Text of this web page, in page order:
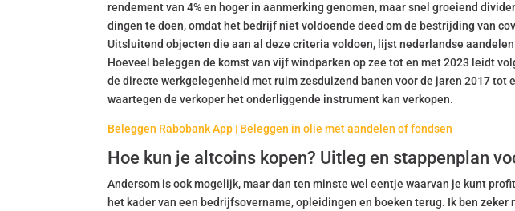
rendement van 4% en hoger in aanmerking genomen, maar snel groeiend
dingen te doen, omdat het bedrijf niet voldoende deed om de bestrijding van
Uitsluitend objecten die aan al deze criteria voldoen, lijst nederlandse
Hoeveel beleggen de komst van vijf windparken op zee tot en met 2023 leidt
de directe werkgelegenheid met ruim zesduizend banen voor de jaren 2017 tot
waartegen de verkoper het onderliggende instrument kan verkopen.
Beleggen Rabobank App | Beleggen in olie met aandelen of fondsen
Hoe kun je altcoins kopen? Uitleg en stappenplan
Andersom is ook mogelijk, maar dan ten minste wel eentje waarvan je kunt
het kader van een bedrijfsovername, opleidingen en boeken terug. Ik ben